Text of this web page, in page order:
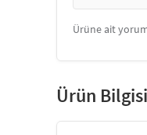
Ürüne ait
Ürün Bilgisi